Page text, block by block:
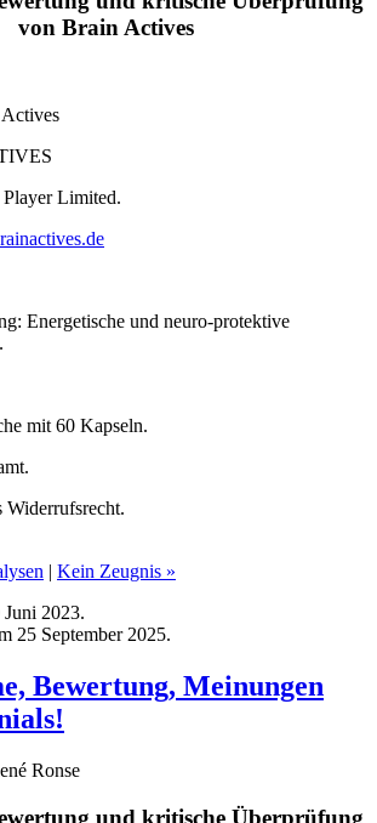
Limited.
Energetische und neuro-protektive
mit 60 Kapseln.
2023.
Bewertung, Meinungen
Ronse
und kritische Überprüfung
von Bulk Extreme